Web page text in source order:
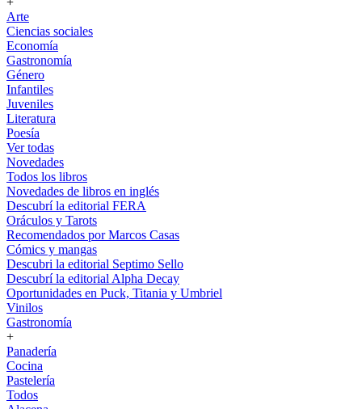
Arte
Ciencias sociales
Economía
Gastronomía
Género
Infantiles
Juveniles
Literatura
Poesía
Ver todas
Novedades
Todos los libros
Novedades de libros en inglés
Descubrí la editorial FERA
Oráculos y Tarots
Recomendados por Marcos Casas
Cómics y mangas
Descubri la editorial Septimo Sello
Descubrí la editorial Alpha Decay
Oportunidades en Puck, Titania y Umbriel
Vinilos
Gastronomía
+
Panadería
Cocina
Pastelería
Todos